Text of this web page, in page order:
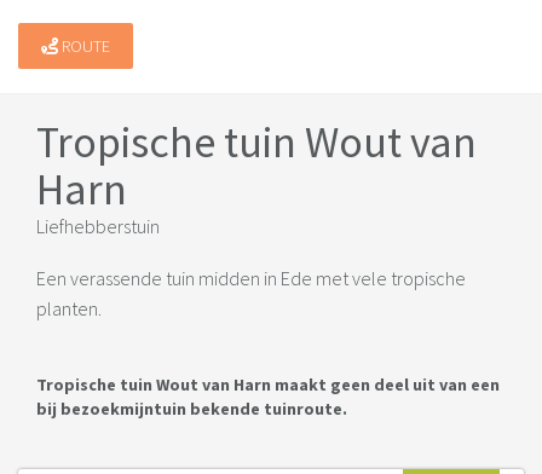
ROUTE
Tropische tuin Wout van
Harn
Liefhebberstuin
Een verassende tuin midden in Ede met vele tropische
planten.
Tropische tuin Wout van Harn maakt geen deel uit van een
bij bezoekmijntuin bekende tuinroute.